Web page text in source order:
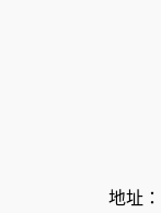
地址：